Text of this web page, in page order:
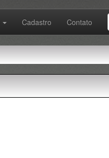
Cadastro Contato